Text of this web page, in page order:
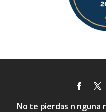
No te pierdas ninguna